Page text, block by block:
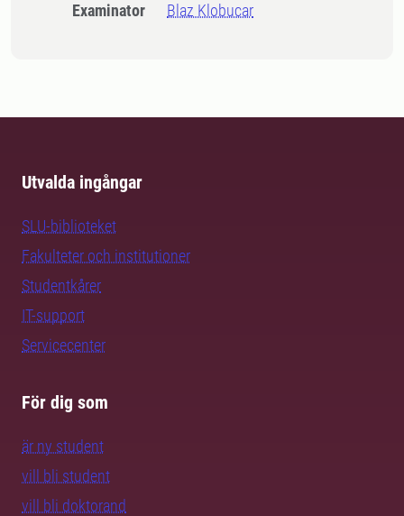
Examinator Blaz Klobucar
Utvalda ingångar
SLU-biblioteket
Fakulteter och institutioner
Studentkårer
IT-support
Servicecenter
För dig som
är ny student
vill bli student
vill bli doktorand